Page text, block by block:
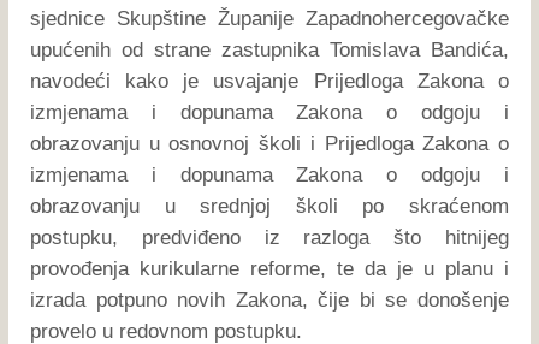
sjednice Skupštine Županije Zapadnohercegovačke
upućenih od strane zastupnika Tomislava Bandića,
navodeći kako je usvajanje Prijedloga Zakona o
izmjenama i dopunama Zakona o odgoju i
obrazovanju u osnovnoj školi i Prijedloga Zakona o
izmjenama i dopunama Zakona o odgoju i
obrazovanju u srednjoj školi po skraćenom
postupku, predviđeno iz razloga što hitnijeg
provođenja kurikularne reforme, te da je u planu i
izrada potpuno novih Zakona, čije bi se donošenje
provelo u redovnom postupku.